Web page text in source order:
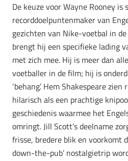
De keuze voor Wayne Rooney is
recorddoelpuntenmaker van
gezichten van Nike-voetbal in
brengt hij een specifieke lading
met zich mee. Hij is meer dan
voetballer in de film; hij is
‘behang’. Hem Shakespeare
hilarisch als een prachtige
geschiedenis waarmee het
omringt. Jill Scott’s deelname
frisse, bredere blik en voorkomt
down-the-pub’ nostalgietrip